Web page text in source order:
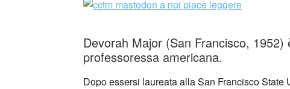
Devorah Major (San Francisco,
professoressa americana.
Dopo essersi laureata alla San Francisco